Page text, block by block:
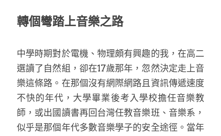
轉個彎踏上音樂之路
中學時期對於電機、物理頗有興趣的我，在高二
選讀了自然組，卻在17歲那年，忽然決定走上音
樂這條路。在那個沒有網際網路且資訊傳遞速度
不快的年代，大學畢業後考入學校擔任音樂教
師，或出國讀書再回台灣任教音樂班、音樂系，
似乎是那個年代多數音樂學子的安全途徑。當年